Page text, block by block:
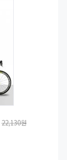
22,130원